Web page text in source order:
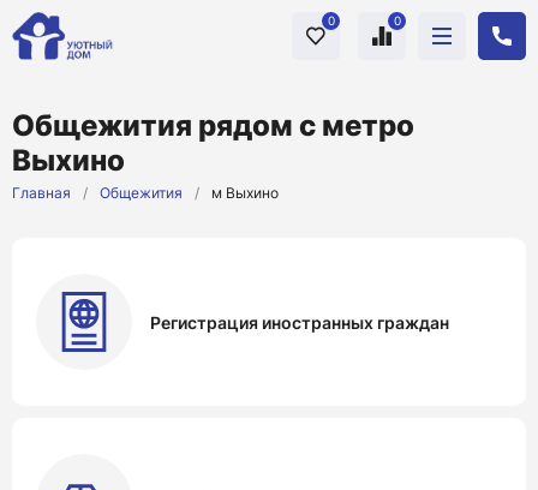
0 0
Общежития рядом с метро
Выхино
Главная / Общежития / м Выхино
Регистрация иностранных граждан